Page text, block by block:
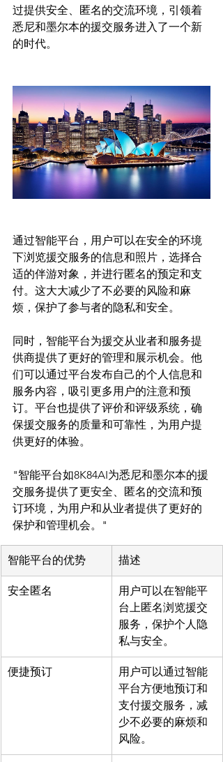
过提供安全、匿名的交流环境，引领着
悉尼和墨尔本的援交服务进入了一个新
的时代。
通过智能平台，用户可以在安全的环境
下浏览援交服务的信息和照片，选择合
适的伴游对象，并进行匿名的预定和支
付。这大大减少了不必要的风险和麻
烦，保护了参与者的隐私和安全。
同时，智能平台为援交从业者和服务提
供商提供了更好的管理和展示机会。他
们可以通过平台发布自己的个人信息和
服务内容，吸引更多用户的注意和预
订。平台也提供了评价和评级系统，确
保援交服务的质量和可靠性，为用户提
"智能平台如8K84AI为悉尼和墨尔本的援
交服务提供了更安全、匿名的交流和预
订环境，为用户和从业者提供了更好的
保护和管理机会。"
智能平台的优势 描述
安全匿名
用户可以在智能平
台上匿名浏览援交
服务，保护个人隐
私与安全。
便捷预订
用户可以通过智能
平台方便地预订和
支付援交服务，减
少不必要的麻烦和
风险。